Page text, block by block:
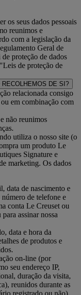
os seus dados pessoais
reunimos e
com a legislação da
Geral de
proteção de dados
de proteção de
DE SI?
relacionada consigo
em combinação com
não reunimos
utiliza o nosso site (o
um produto Le
Signature e
marketing. Os dados
data de nascimento e
de telefone e
conta Le Creuset ou
assinar nossa
data e hora da
de produtos e
on-line (por
seu endereço IP,
duração da visita,
reunidos durante as
registrado ou não),